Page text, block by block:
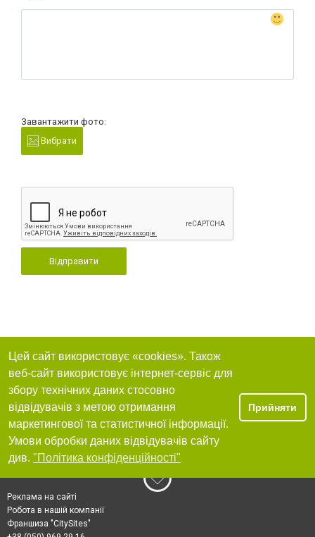
Завантажити фото:
Вибрати
Відправити
Цей сайт використовує «cookies». Також
веб-сайт використовує інтернет-сервіс для
збору технічних даних стосовно
відвідувачів з метою отримання
маркетингової та статистичної інформації.
Умови обробки даних відвідувачів сайту
див. "Політика конфіденційності"
Прийняти
Реклама на сайті
Робота в нашій компанії
Франшиза "CitySites"